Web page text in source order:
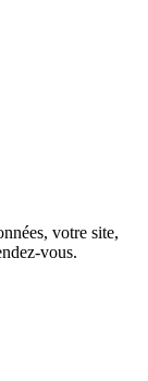
votre site,
vous.